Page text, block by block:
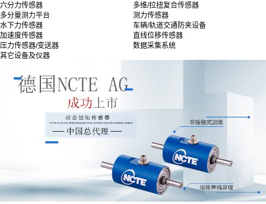
六分力传感器
多维/拉扭复合传感器
多分量测力平台
测力传感器
水下力传感器
车辆/轨道交通防夹设备
加速度传感器
直线位移传感器
压力传感器/变送器
数据采集系统
其它设备及仪器